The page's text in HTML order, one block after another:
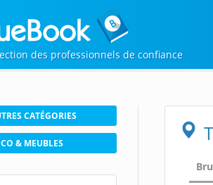
des professionnels de confiance
CATÉGORIES
& MEUBLES